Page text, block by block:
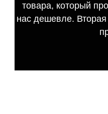
товара, который
нас дешевле.